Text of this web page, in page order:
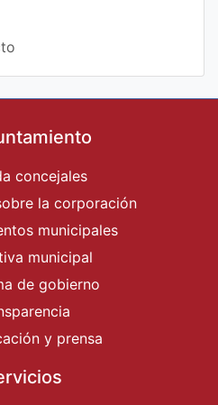
concejales
la corporación
municipales
municipal
de gobierno
y prensa